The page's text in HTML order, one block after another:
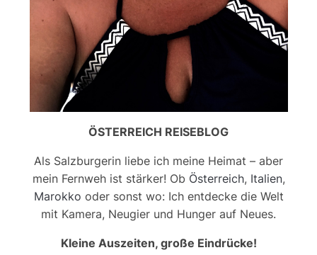
ÖSTERREICH REISEBLOG
Als Salzburgerin liebe ich meine Heimat – aber
mein Fernweh ist stärker! Ob Österreich, Italien,
Marokko oder sonst wo: Ich entdecke die Welt
mit Kamera, Neugier und Hunger auf Neues.
Kleine Auszeiten, große Eindrücke!